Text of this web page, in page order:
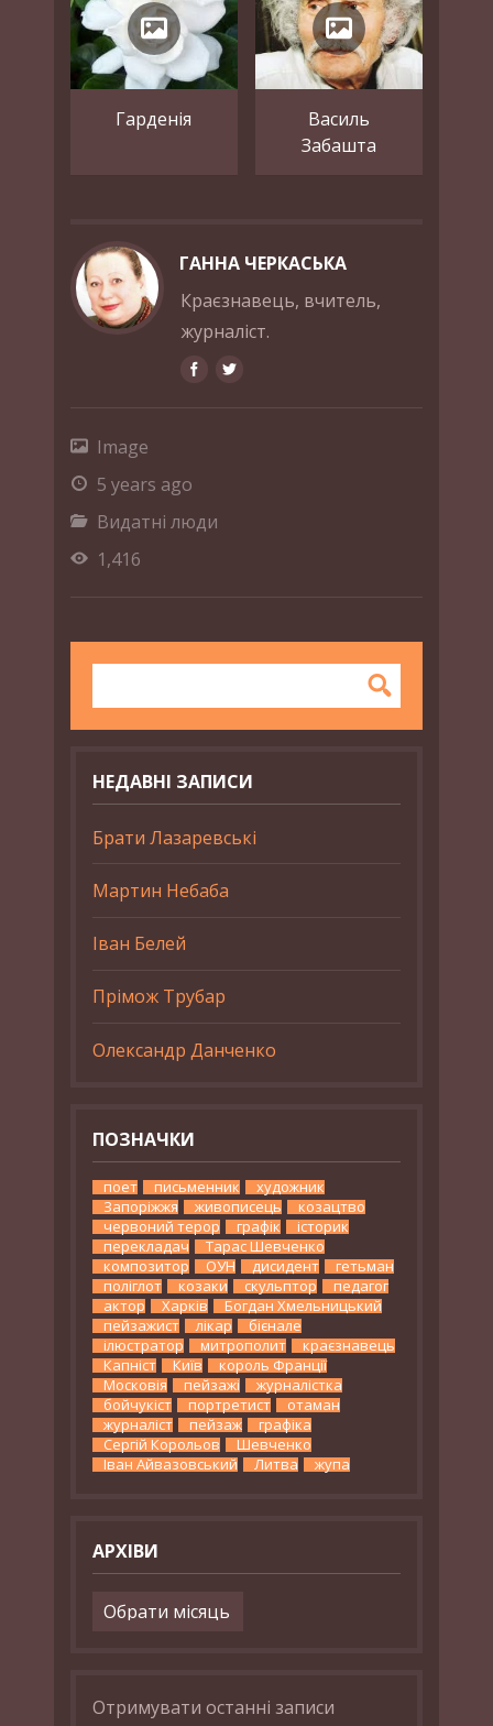
Гарденія
Василь
Забашта
ГАННА ЧЕРКАСЬКА
Краєзнавець, вчитель,
журналіст.
Image
5 years ago
Видатні люди
1,416
НЕДАВНІ ЗАПИСИ
Брати Лазаревські
Мартин Небаба
Іван Белей
Прімож Трубар
Олександр Данченко
ПОЗНАЧКИ
поет письменник
художник
Запоріжжя
живописець
козацтво
червоний терор
графік
історик
перекладач
Тарас Шевченко
композитор
ОУН дисидент
гетьман
поліглот
козаки скульптор
педагог
актор
Харків
Богдан Хмельницький
пейзажист
лікар
бієнале
ілюстратор
митрополит
краєзнавець
Капніст
Київ
король Франції
Московія
пейзажі
журналістка
бойчукіст
портретист
отаман
журналіст
пейзаж
графіка
Сергій Корольов
Шевченко
Іван Айвазовський
Литва жупа
АРХІВИ
Архіви
Отримувати останні записи